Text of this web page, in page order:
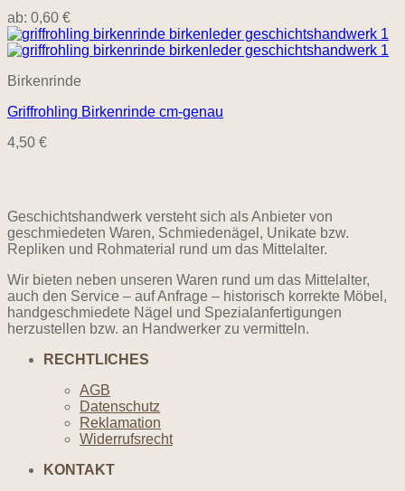
ab: 0,60 €
Birkenrinde
Griffrohling Birkenrinde cm-genau
4,50 €
Geschichtshandwerk versteht sich als Anbieter von
geschmiedeten Waren, Schmiedenägel, Unikate bzw.
Repliken und Rohmaterial rund um das Mittelalter.
Wir bieten neben unseren Waren rund um das Mittelalter,
auch den Service – auf Anfrage – historisch korrekte Möbel,
handgeschmiedete Nägel und Spezialanfertigungen
herzustellen bzw. an Handwerker zu vermitteln.
RECHTLICHES
AGB
Datenschutz
Reklamation
Widerrufsrecht
KONTAKT